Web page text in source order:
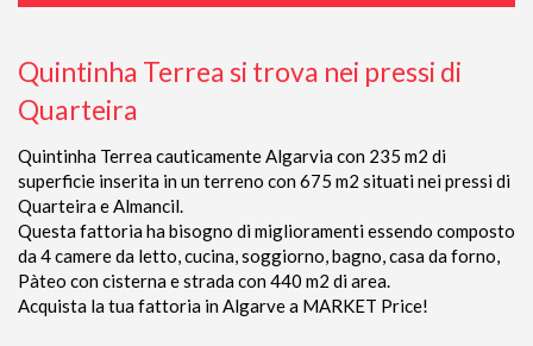
Quintinha Terrea si trova nei pressi di
Quarteira
Quintinha Terrea cauticamente Algarvia con 235 m2 di
superficie inserita in un terreno con 675 m2 situati nei pressi di
Quarteira e Almancil.
Questa fattoria ha bisogno di miglioramenti essendo composto
da 4 camere da letto, cucina, soggiorno, bagno, casa da forno,
Pàteo con cisterna e strada con 440 m2 di area.
Acquista la tua fattoria in Algarve a MARKET Price!